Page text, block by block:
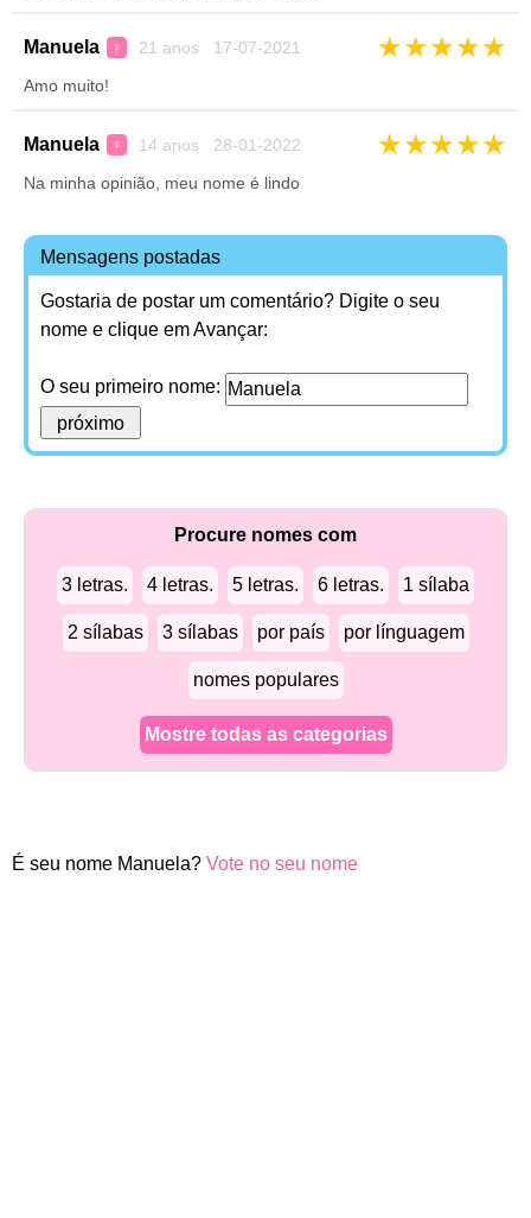
Manuela ♀ 21 anos 17-07-2021 ★★★★★
Amo muito!
Manuela ♀ 14 anos 28-01-2022 ★★★★★
Na minha opinião, meu nome é lindo
Mensagens postadas
Gostaria de postar um comentário? Digite o seu
nome e clique em Avançar:
O seu primeiro nome:
Procure nomes com
3 letras. 4 letras. 5 letras. 6 letras. 1 sílaba
2 sílabas 3 sílabas por país por línguagem
nomes populares
Mostre todas as categorias
É seu nome Manuela? Vote no seu nome